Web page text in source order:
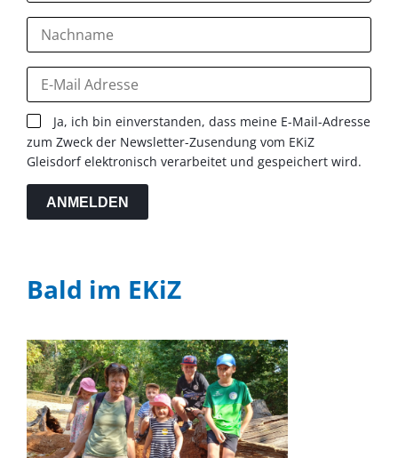
Ja, ich bin einverstanden, dass meine E-Mail-Adresse
zum Zweck der Newsletter-Zusendung vom EKiZ
Gleisdorf elektronisch verarbeitet und gespeichert wird.
ANMELDEN
Bald im EKiZ